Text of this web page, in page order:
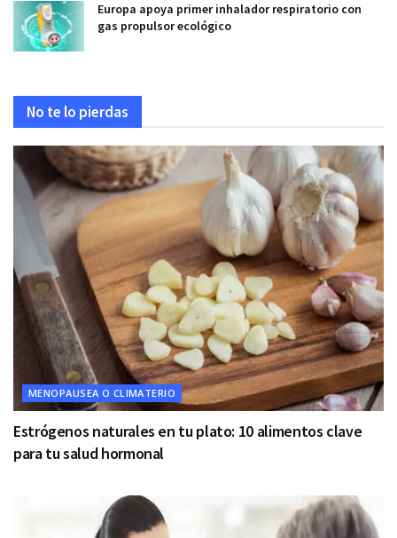
Europa apoya primer inhalador respiratorio con
gas propulsor ecológico
No te lo pierdas
MENOPAUSEA O CLIMATERIO
Estrógenos naturales en tu plato: 10 alimentos clave
para tu salud hormonal